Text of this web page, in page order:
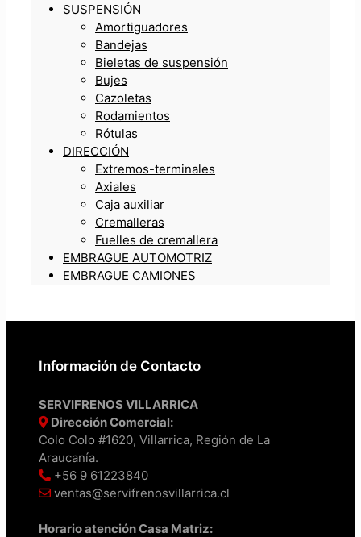
SUSPENSIÓN
Amortiguadores
Bandejas
Bieletas de suspensión
Bujes
Cazoletas
Rodamientos
Rótulas
DIRECCIÓN
Extremos-terminales
Axiales
Caja auxiliar
Cremalleras
Fuelles de cremallera
EMBRAGUE AUTOMOTRIZ
EMBRAGUE CAMIONES
Información de Contacto
SERVIFRENOS VILLARRICA
Dirección Comercial:
Colo Colo #1620, Villarrica, Región de La
Araucanía.
+56 9 61223840
ventas@servifrenosvillarrica.cl
Horario atención Casa Matriz: